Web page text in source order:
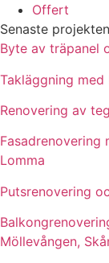
Offert
Senaste projekten
Byte av träpanel
Takläggning
Renovering av
Fasadrenovering
Lomma
Putsrenovering
Möllevången,